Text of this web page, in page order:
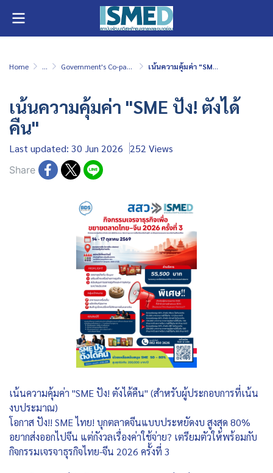
Home ... Government's Co-payment service เน้นความคุ้มค่า "SME ปัง! ตังได้คืน"
เน้นความคุ้มค่า "SME ปัง! ตังได้
คืน"
Last updated: 30 Jun 2026 252 Views
Share
เน้นความคุ้มค่า "SME ปัง! ตังได้คืน" (สำหรับผู้ประกอบการที่เน้น
งบประมาณ)
โอกาส ปัง!! SME ไทย! บุกตลาดจีนแบบประหยัดงบ สูงสุด 80%
อยากส่งออกไปจีน แต่กังวลเรื่องค่าใช้จ่าย? เตรียมตัวให้พร้อมกับ
กิจกรรมเจรจาธุรกิจไทย-จีน 2026 ครั้งที่ 3